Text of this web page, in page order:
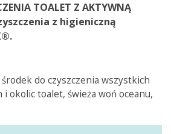
TOALET Z AKTYWNĄ
z higieniczną
środek do czyszczenia wszystkich
i okolic toalet, świeża woń oceanu,